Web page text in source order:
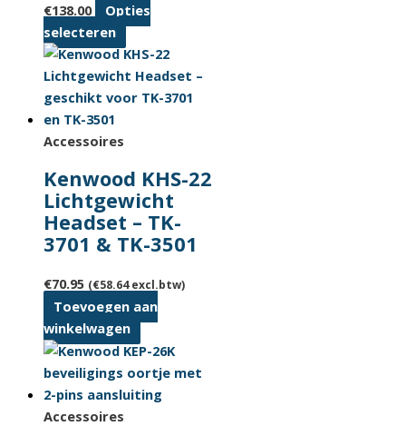
€138.00
Opties
selecteren Dit
product
heeft
meerdere
kan
gekozen
worden
op
productpagina
Accessoires
Kenwood KHS-22
Lichtgewicht
Headset – TK-
3701 & TK-3501
€70.95 (€58.64excl.btw)
Toevoegen aan
winkelwagen
Accessoires